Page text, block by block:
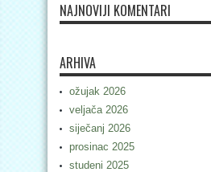
NAJNOVIJI KOMENTARI
ARHIVA
ožujak 2026
veljača 2026
siječanj 2026
prosinac 2025
studeni 2025